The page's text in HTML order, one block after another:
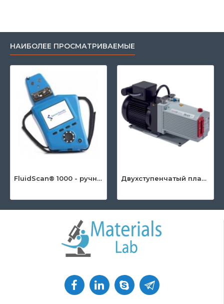
НАИБОЛЕЕ ПРОСМАТРИВАЕМЫЕ
FluidScan® 1000 - ручной инфракрасный анализатор масла Двухступенчатый пластинчато-роторный насос серии DuoLine™